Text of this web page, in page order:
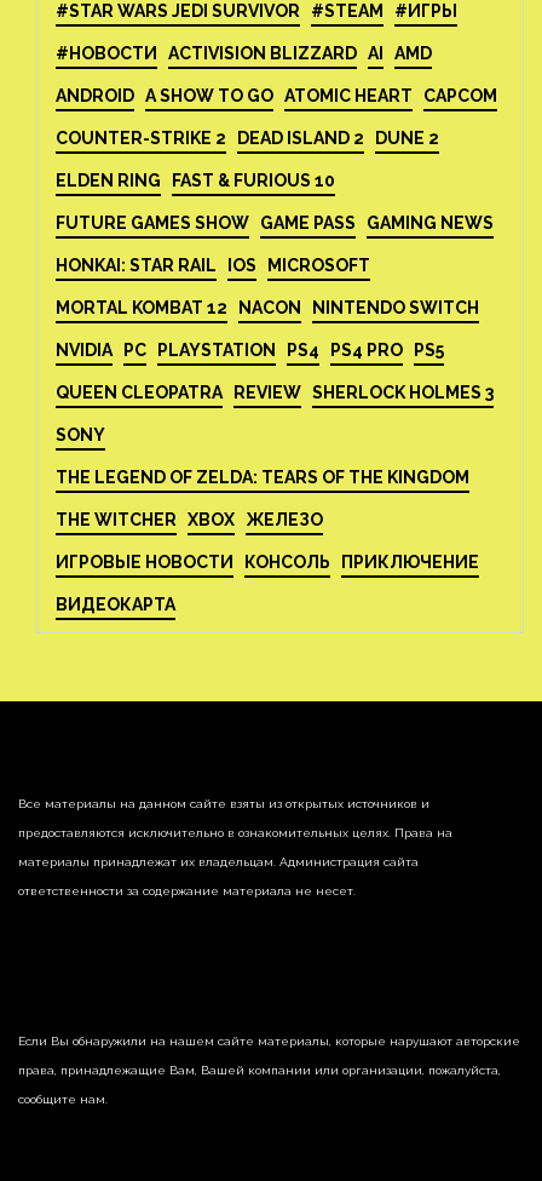
#STAR WARS JEDI SURVIVOR #STEAM #ИГРЫ
#НОВОСТИ ACTIVISION BLIZZARD AI AMD
ANDROID A SHOW TO GO ATOMIC HEART CAPCOM
COUNTER-STRIKE 2 DEAD ISLAND 2 DUNE 2
ELDEN RING FAST & FURIOUS 10
FUTURE GAMES SHOW GAME PASS GAMING NEWS
HONKAI: STAR RAIL IOS MICROSOFT
MORTAL KOMBAT 12 NACON NINTENDO SWITCH
NVIDIA PC PLAYSTATION PS4 PS4 PRO PS5
QUEEN CLEOPATRA REVIEW SHERLOCK HOLMES 3
SONY
THE LEGEND OF ZELDA: TEARS OF THE KINGDOM
THE WITCHER XBOX ЖЕЛЕЗО
ИГРОВЫЕ НОВОСТИ КОНСОЛЬ ПРИКЛЮЧЕНИЕ
ВИДЕОКАРТА
Все материалы на данном сайте взяты из открытых источников и
предоставляются исключительно в ознакомительных целях. Права на
материалы принадлежат их владельцам. Администрация сайта
ответственности за содержание материала не несет.
Если Вы обнаружили на нашем сайте материалы, которые нарушают авторские
права, принадлежащие Вам, Вашей компании или организации, пожалуйста,
сообщите нам.